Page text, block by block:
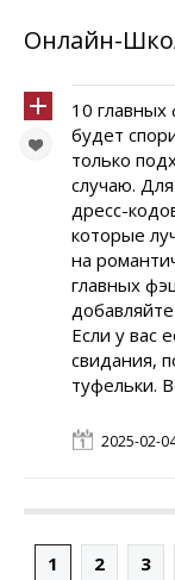
Онлайн-
10
будет
только
случаю.
дресс-
которые
на
главных
Если у вас
свидания,
туфельки.
2025-02-
1 2 3